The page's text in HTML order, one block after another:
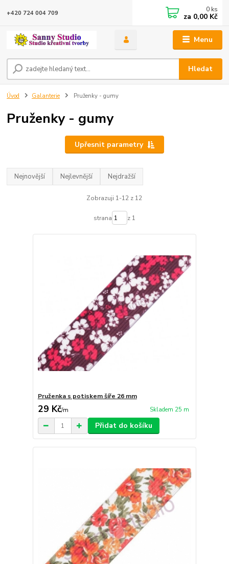
Menu
Hledat
+420 724 004 709 0 ks
za 0,00 Kč
Úvod Galanterie Pruženky - gumy
Pruženky - gumy
Upřesnit parametry
Nejnovější Nejlevnější Nejdražší
Zobrazuji 1-12 z 12
strana z 1
Pruženka s potiskem šíře 26 mm
29 Kč/m Skladem 25 m
Přidat do košíku